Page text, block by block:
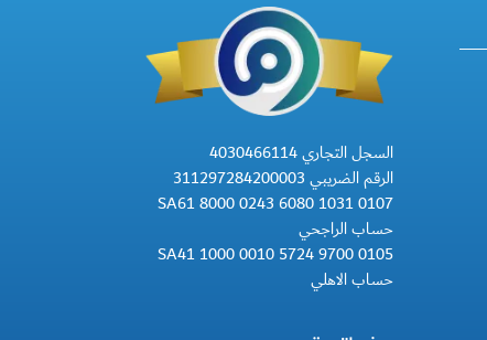
السجل التجاري 4030466114
الرقم الضريبي 311297284200003
SA61 8000 0243 6080 1031 0107
حساب الراجحي
SA41 1000 0010 5724 9700 0105
حساب الاهلي